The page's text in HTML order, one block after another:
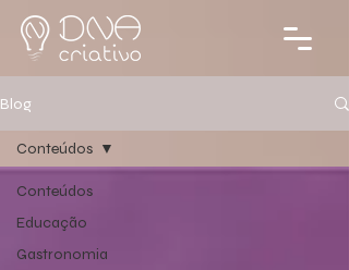
Blog
Conteúdos
Educação
Gastronomia
Conteúdos